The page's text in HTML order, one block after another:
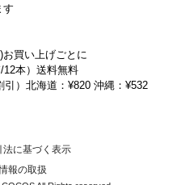
す
お買い上げごとに
12本）送料無料
引）北海道：¥820 沖縄：¥532
法に基づく表示
報の取扱